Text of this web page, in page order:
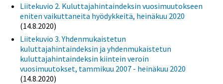
Liitekuvio 2. Kuluttajahintaindeksin vuosimuutokseen
eniten vaikuttaneita hyödykkeitä, heinäkuu 2020
(14.8.2020)
Liitekuvio 3. Yhdenmukaistetun
kuluttajahintaindeksin ja yhdenmukaistetun
kuluttajahintaindeksin kiintein veroin
vuosimuutokset, tammikuu 2007 - heinäkuu 2020
(14.8.2020)